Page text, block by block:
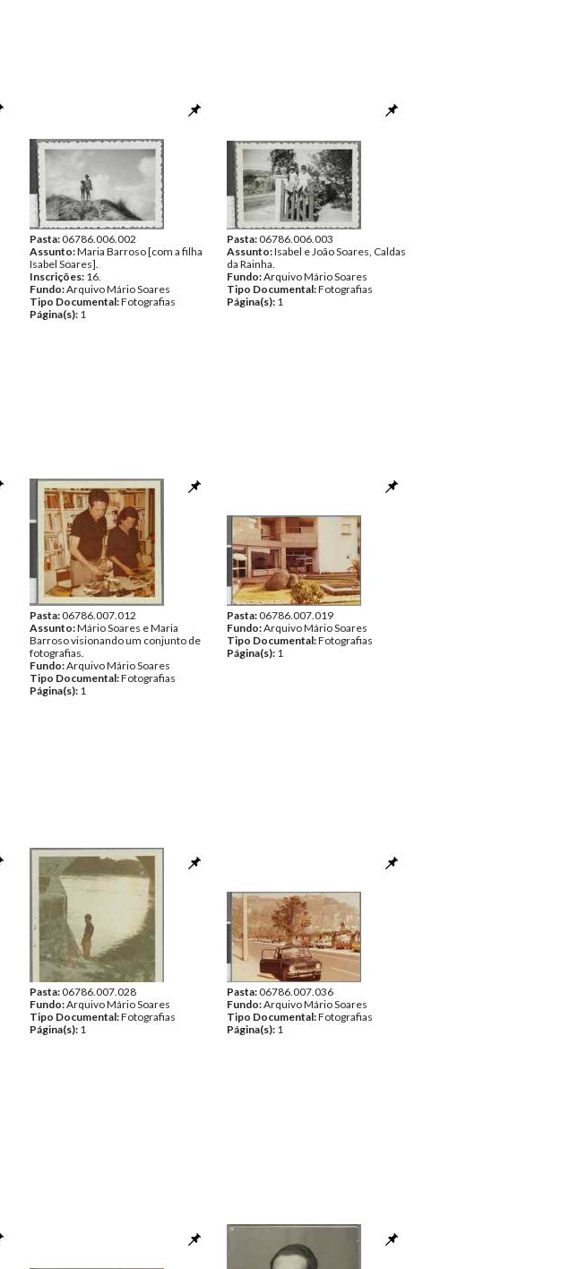
Pasta:06786.006.002
Assunto:Maria Barroso [com a filha
Isabel Soares].
Inscrições: 16.
Fundo:Arquivo Mário Soares
Tipo Documental:Fotografias
Página(s): 1
Pasta:06786.006.003
Assunto:Isabel e João Soares, Caldas
da Rainha.
Fundo:Arquivo Mário Soares
Tipo Documental:Fotografias
Página(s): 1
Pasta:06786.007.012
Assunto:Mário Soares e Maria
Barroso visionando um conjunto de
fotografias.
Fundo:Arquivo Mário Soares
Tipo Documental:Fotografias
Página(s): 1
Pasta:06786.007.019
Fundo:Arquivo Mário Soares
Tipo Documental:Fotografias
Página(s): 1
Pasta:06786.007.028
Fundo:Arquivo Mário Soares
Tipo Documental:Fotografias
Página(s): 1
Pasta:06786.007.036
Fundo:Arquivo Mário Soares
Tipo Documental:Fotografias
Página(s): 1